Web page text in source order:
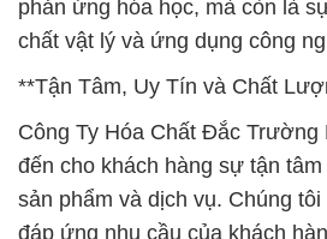
phản ứng hóa học, mà còn là
chất vật lý và ứng dụng công
**Tận Tâm, Uy Tín và Chất
Công Ty Hóa Chất Đắc Trường
đến cho khách hàng sự tận
sản phẩm và dịch vụ. Chúng
đáp ứng nhu cầu của khách